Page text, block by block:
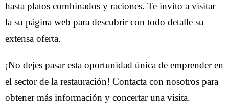
hasta platos combinados y raciones. Te invito a visitar
la su página web para descubrir con todo detalle su
extensa oferta.
¡No dejes pasar esta oportunidad única de emprender en
el sector de la restauración! Contacta con nosotros para
obtener más información y concertar una visita.